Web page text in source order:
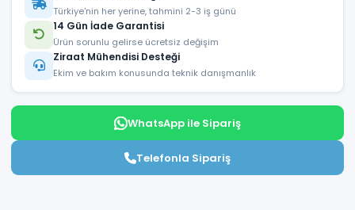
Türkiye'nin her yerine, tahmini 2-3 iş günü
14 Gün İade Garantisi
Ürün sorunlu gelirse ücretsiz değişim
Ziraat Mühendisi Desteği
Ekim ve bakım konusunda teknik danışmanlık
WhatsApp ile Sipariş
Telefonla Sipariş